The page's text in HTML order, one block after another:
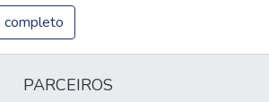
completo
PARCEIROS